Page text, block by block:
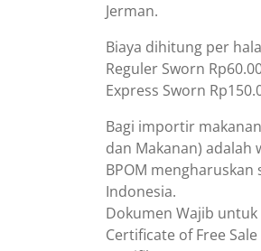
Jerman.
Biaya dihitung per
Reguler Sworn
Express Sworn
Bagi importir
dan Makanan) adalah
BPOM
Indonesia.
Dokumen Wajib untuk
Certificate of Free Sale